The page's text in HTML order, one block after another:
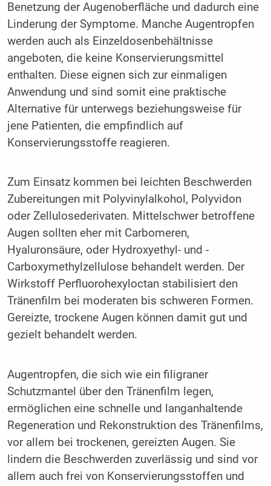
Benetzung der Augenoberfläche und dadurch eine
Linderung der Symptome. Manche Augentropfen
werden auch als Einzeldosenbehältnisse
angeboten, die keine Konservierungsmittel
enthalten. Diese eignen sich zur einmaligen
Anwendung und sind somit eine praktische
Alternative für unterwegs beziehungsweise für
jene Patienten, die empfindlich auf
Konservierungsstoffe reagieren.
Zum Einsatz kommen bei leichten Beschwerden
Zubereitungen mit Polyvinylalkohol, Polyvidon
oder Zellulosederivaten. Mittelschwer betroffene
Augen sollten eher mit Carbomeren,
Hyaluronsäure, oder Hydroxyethyl- und ­
Carboxymethylzellulose behandelt werden. Der
Wirkstoff Perfluorohexyloctan stabilisiert den
Tränenfilm bei ­moderaten bis schweren Formen.
Gereizte, trockene ­Augen können damit gut und
gezielt behandelt werden.
Augentropfen, die sich wie ein filigraner
Schutzmantel über den Tränenfilm legen,
ermöglichen eine schnelle und langanhaltende
Regeneration und Rekonstruktion des Tränenfilms,
vor allem bei trockenen, gereizten Augen. Sie
lindern die Beschwerden zuverlässig und sind vor
allem auch frei von Konservierungsstoffen und